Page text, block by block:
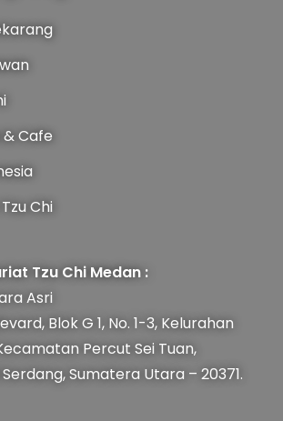
& Cafe
Chi
Tzu Chi Medan :
Asri
Blok G 1, No. 1-3, Kelurahan
Percut Sei Tuan,
Sumatera Utara – 20371.